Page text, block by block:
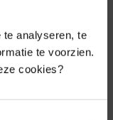
analyseren, te
te voorzien.
cookies?